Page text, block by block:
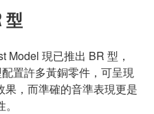
型
Model 現已推出 BR 型，
置許多黃銅零件，可呈現
，而準確的音準表現更是